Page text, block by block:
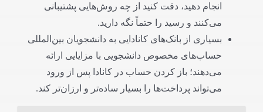
انجام دهید، دقت کنید از چه روش‌هایی پشتیبانی
می‌کنند و رسید را حتماً نگه دارید.
بسیاری از بانک‌های کانادایی به دانشجویان بین‌المللی
حساب‌های مخصوص دانشجویی با مزایایی ارائه
می‌دهند؛ باز کردن حساب در کانادا پس از ورود
می‌تواند پرداخت‌ها را بسیار ساده‌تر و ارزان‌تر کند.